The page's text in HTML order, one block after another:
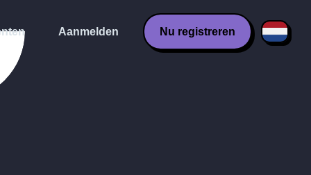
Aanmelden Nu registreren